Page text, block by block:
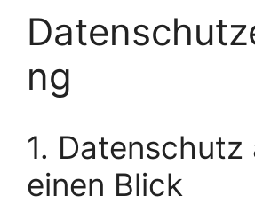
ng
1. Datenschutz
einen Blick